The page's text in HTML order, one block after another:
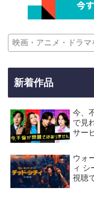
新着作品
今、
で見
サー
ウォ
ィ シ
視聴